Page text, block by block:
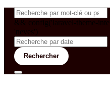
&& config('laravel-theme-
'neves')
Rechercher